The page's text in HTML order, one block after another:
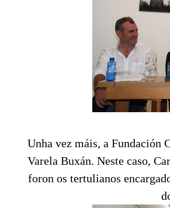
Unha vez máis, a Fundación
Varela Buxán. Neste caso,
foron os tertulianos